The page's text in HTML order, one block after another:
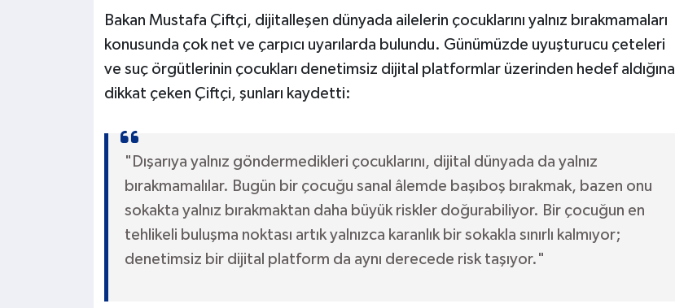
Bakan Mustafa Çiftçi, dijitalleşen dünyada ailelerin çocuklarını yalnız bırakmamaları
konusunda çok net ve çarpıcı uyarılarda bulundu. Günümüzde uyuşturucu çeteleri
ve suç örgütlerinin çocukları denetimsiz dijital platformlar üzerinden hedef aldığına
dikkat çeken Çiftçi, şunları kaydetti:
"Dışarıya yalnız göndermedikleri çocuklarını, dijital dünyada da yalnız
bırakmamalılar. Bugün bir çocuğu sanal âlemde başıboş bırakmak, bazen onu
sokakta yalnız bırakmaktan daha büyük riskler doğurabiliyor. Bir çocuğun en
tehlikeli buluşma noktası artık yalnızca karanlık bir sokakla sınırlı kalmıyor;
denetimsiz bir dijital platform da aynı derecede risk taşıyor."